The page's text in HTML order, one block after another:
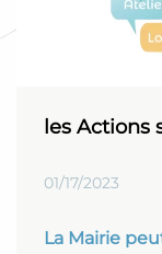
les Actions
01/17/2023
La Mairie